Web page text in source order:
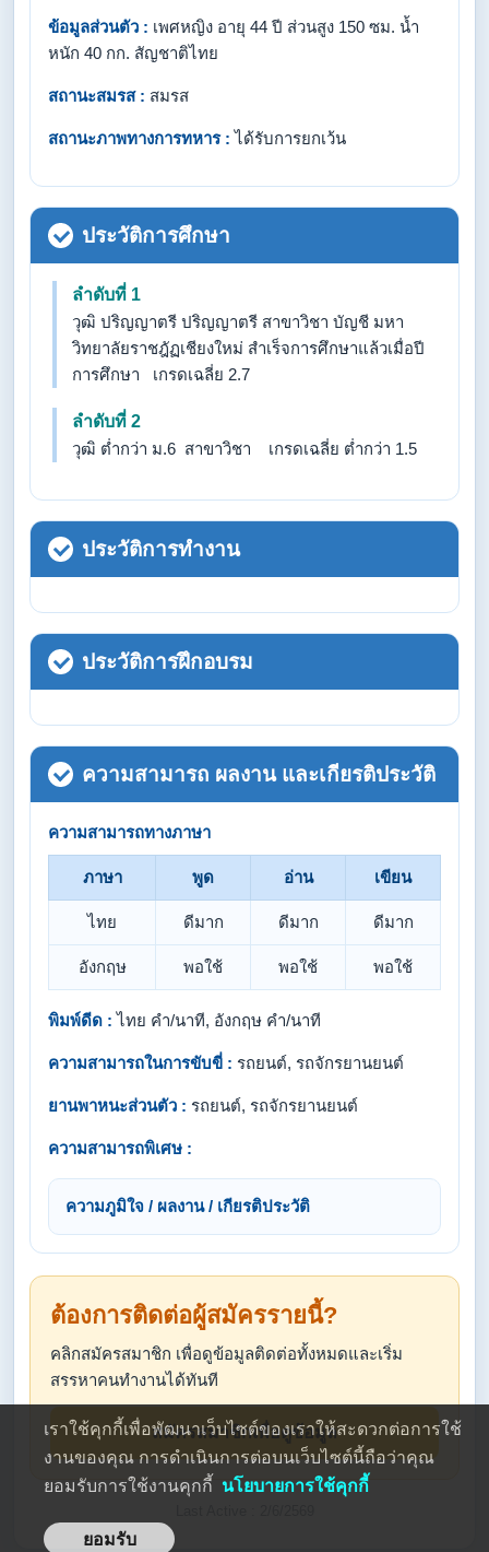
ข้อมูลส่วนตัว : เพศหญิง อายุ 44 ปี ส่วนสูง 150 ซม. น้ำ
หนัก 40 กก. สัญชาติไทย
สถานะสมรส : สมรส
สถานะภาพทางการทหาร : ได้รับการยกเว้น
ประวัติการศึกษา
ลำดับที่ 1
วุฒิ ปริญญาตรี ปริญญาตรี สาขาวิชา บัญชี มหา
วิทยาลัยราชฎัฏเชียงใหม่ สำเร็จการศึกษาแล้วเมื่อปี
การศึกษา เกรดเฉลี่ย 2.7
ลำดับที่ 2
วุฒิ ต่ำกว่า ม.6 สาขาวิชา เกรดเฉลี่ย ต่ำกว่า 1.5
ประวัติการทำงาน
ประวัติการฝึกอบรม
ความสามารถ ผลงาน และเกียรติประวัติ
ความสามารถทางภาษา
ภาษา พูด อ่าน เขียน
ไทย ดีมาก ดีมาก ดีมาก
อังกฤษ พอใช้ พอใช้ พอใช้
พิมพ์ดีด : ไทย คำ/นาที, อังกฤษ คำ/นาที
ความสามารถในการขับขี่ : รถยนต์, รถจักรยานยนต์
ยานพาหนะส่วนตัว : รถยนต์, รถจักรยานยนต์
ความสามารถพิเศษ :
ความภูมิใจ / ผลงาน / เกียรติประวัติ
ต้องการติดต่อผู้สมัครรายนี้?
คลิกสมัครสมาชิก เพื่อดูข้อมูลติดต่อทั้งหมดและเริ่ม
สรรหาคนทำงานได้ทันที
สมัครสมาชิกเพื่อดูข้อมูล
เราใช้คุกกี้เพื่อพัฒนาเว็บไซต์ของเราให้สะดวกต่อการใช้
งานของคุณ การดำเนินการต่อบนเว็บไซต์นี้ถือว่าคุณ
ยอมรับการใช้งานคุกกี้ นโยบายการใช้คุกกี้